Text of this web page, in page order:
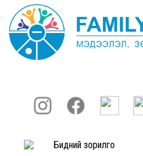
Бидний зорилго